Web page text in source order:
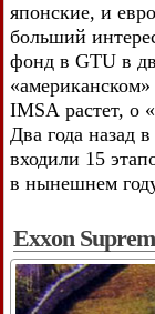
японские, и
больший
фонд в GTU в
IMSА растет, о
Два года назад
входили 15
в нынешнем
Exxon